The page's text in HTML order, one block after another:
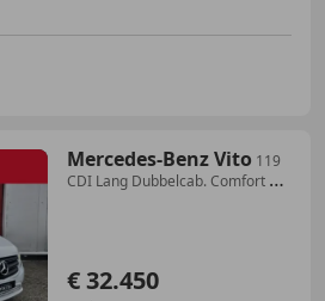
Mercedes-Benz Vito 119
CDI Lang Dubbelcab. Comfort |
€ 32.450